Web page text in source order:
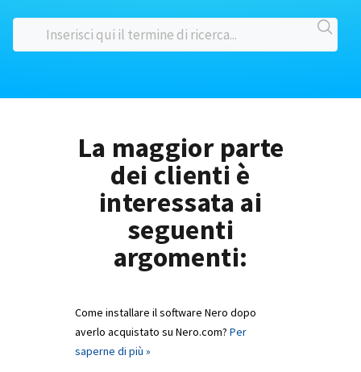
La maggior parte
dei clienti è
interessata ai
seguenti
argomenti:
Come installare il software Nero dopo
averlo acquistato su Nero.com? Per
saperne di più »